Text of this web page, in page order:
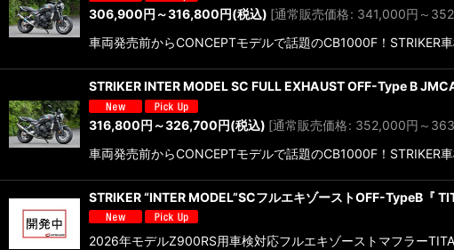
306,900円 ～316,800円(税込) [通常販売価格: 341,000円 ～
車両発売前からCONCEPTモデルで話題のCB1000F！
STRIKER INTER MODEL SC FULL EXHAUST OFF-Type B
316,800円 ～326,700円(税込) [通常販売価格: 352,000円 ～
車両発売前からCONCEPTモデルで話題のCB1000F！
STRIKER “INTER MODEL”SCフルエキゾーストOFF-TypeB
2026年モデルZ900RS用車検対応フルエキゾーストマフラー